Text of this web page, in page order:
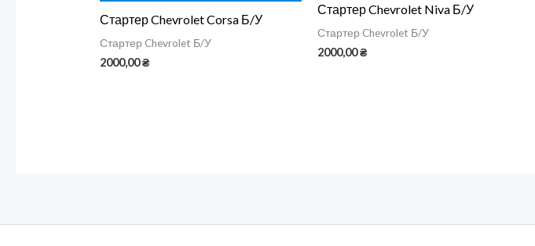
Стартер Chevrolet Corsa Б/У
Стартер Chevrolet Б/У
2000,00₴
Стартер Chevrolet Niva Б/У
Стартер Chevrolet Б/У
2000,00₴